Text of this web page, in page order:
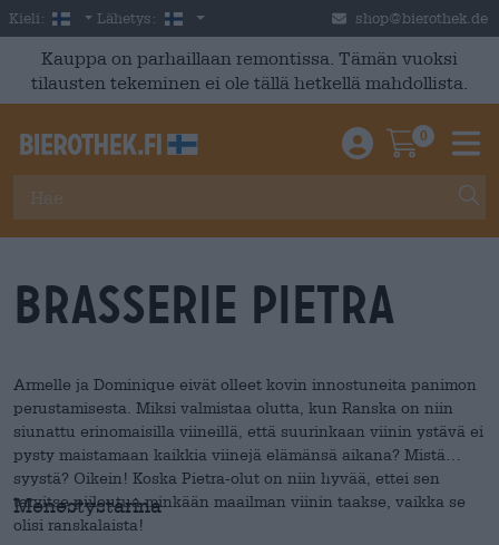
Skip to main content
Kieli: Finnish
Lähetys: Suomi shop@bierothek.de
Kauppa on parhaillaan remontissa. Tämän vuoksi
tilausten tekeminen ei ole tällä hetkellä mahdollista.
Einloggen /
0
Brasserie Pietra
Armelle ja Dominique eivät olleet kovin innostuneita panimon
perustamisesta. Miksi valmistaa olutta, kun Ranska on niin
siunattu erinomaisilla viineillä, että suurinkaan viinin ystävä ei
pysty maistamaan kaikkia viinejä elämänsä aikana? Mistä
syystä? Oikein! Koska Pietra-olut on niin hyvää, ettei sen
tarvitse piiloutua minkään maailman viinin taakse, vaikka se
olisi ranskalaista!
Menestystarina